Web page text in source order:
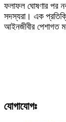
‎ফলাফল ঘোষণার পর
সদস্যরা। এক
আইনজীবীর পেশাগত
যোগাযোগঃ